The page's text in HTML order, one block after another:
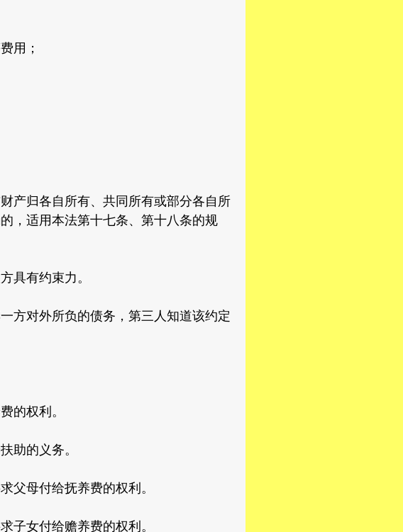
用；
归各自所有、共同所有或部分各自所
，适用本法第十七条、第十八条的规
具有约束力。
对外所负的债务，第三人知道该约定
的权利。
助的义务。
母付给抚养费的权利。
女付给赡养费的权利。